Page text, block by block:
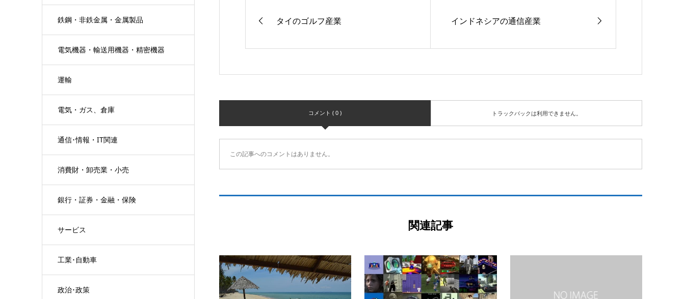
鉄鋼・非鉄金属・金属製品
電気機器・輸送用機器・精密機器
運輸
電気・ガス、倉庫
通信･情報・IT関連
消費財・卸売業・小売
銀行・証券・金融・保険
サービス
工業･自動車
政治･政策
タイのゴルフ産業 インドネシアの通信産業
コメント ( 0 ) トラックバックは利用できません。
この記事へのコメントはありません。
関連記事